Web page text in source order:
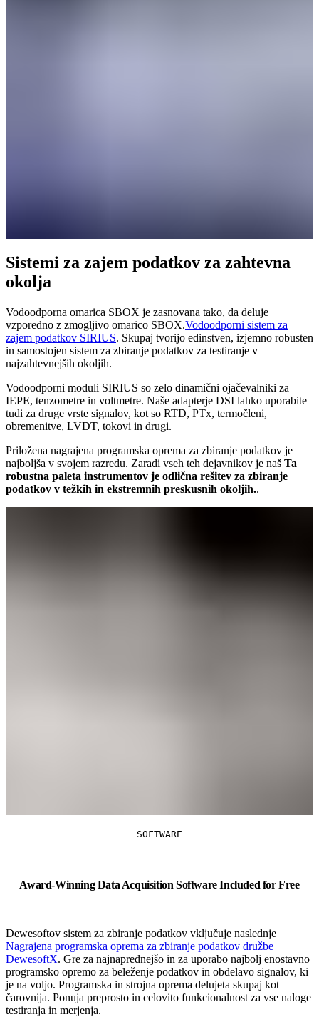
Sistemi za zajem podatkov za zahtevna
okolja
Vodoodporna omarica SBOX je zasnovana tako, da deluje
vzporedno z zmogljivo omarico SBOX.Vodoodporni sistem za
zajem podatkov SIRIUS. Skupaj tvorijo edinstven, izjemno robusten
in samostojen sistem za zbiranje podatkov za testiranje v
najzahtevnejših okoljih.
Vodoodporni moduli SIRIUS so zelo dinamični ojačevalniki za
IEPE, tenzometre in voltmetre. Naše adapterje DSI lahko uporabite
tudi za druge vrste signalov, kot so RTD, PTx, termočleni,
obremenitve, LVDT, tokovi in drugi.
Priložena nagrajena programska oprema za zbiranje podatkov je
najboljša v svojem razredu. Zaradi vseh teh dejavnikov je naš Ta
robustna paleta instrumentov je odlična rešitev za zbiranje
podatkov v težkih in ekstremnih preskusnih okoljih..
SOFTWARE
Award-Winning Data Acquisition Software Included for Free
Dewesoftov sistem za zbiranje podatkov vključuje naslednje
Nagrajena programska oprema za zbiranje podatkov družbe
DewesoftX. Gre za najnaprednejšo in za uporabo najbolj enostavno
programsko opremo za beleženje podatkov in obdelavo signalov, ki
je na voljo. Programska in strojna oprema delujeta skupaj kot
čarovnija. Ponuja preprosto in celovito funkcionalnost za vse naloge
testiranja in merjenja.